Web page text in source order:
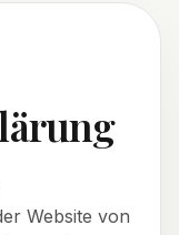
Website von